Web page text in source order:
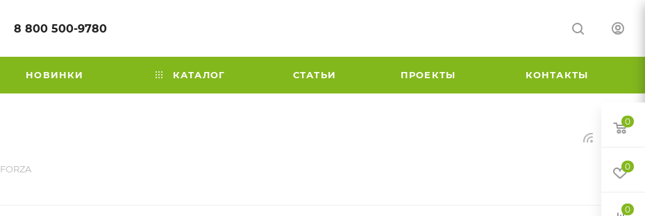
8 800 500-9780
НОВИНКИ КАТАЛОГ СТАТЬИ ПРОЕКТЫ КОНТАКТЫ
FORZA
0
0
0